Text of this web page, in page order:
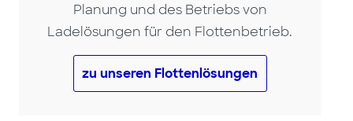
Planung und des Betriebs von
Ladelösungen für den Flottenbetrieb.
zu unseren Flottenlösungen